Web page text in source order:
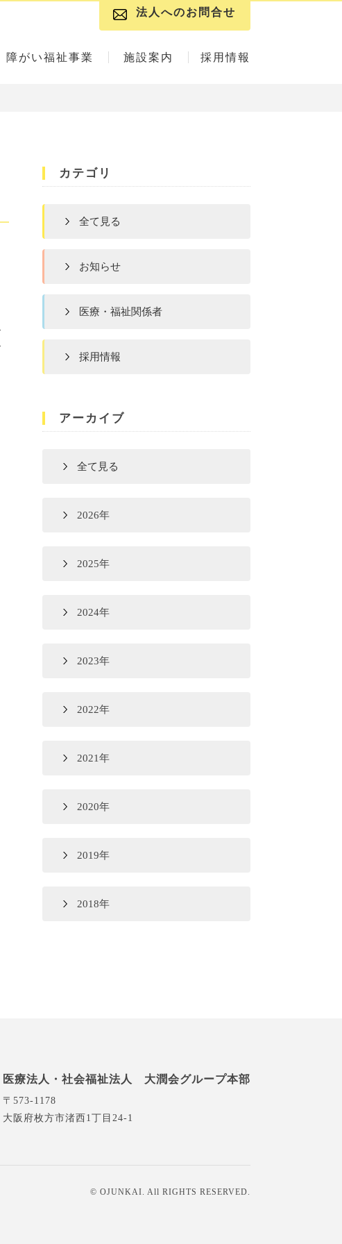
法人へのお問合せ
障がい福祉事業 施設案内 採用情報
カテゴリ
全て見る
お知らせ
医療・福祉関係者
採用情報
アーカイブ
全て見る
2026年
2025年
2024年
2023年
2022年
2021年
2020年
2019年
2018年
医療法人・社会福祉法人 大潤会グループ本部
〒573-1178
大阪府枚方市渚西1丁目24-1
© OJUNKAI. All RIGHTS RESERVED.